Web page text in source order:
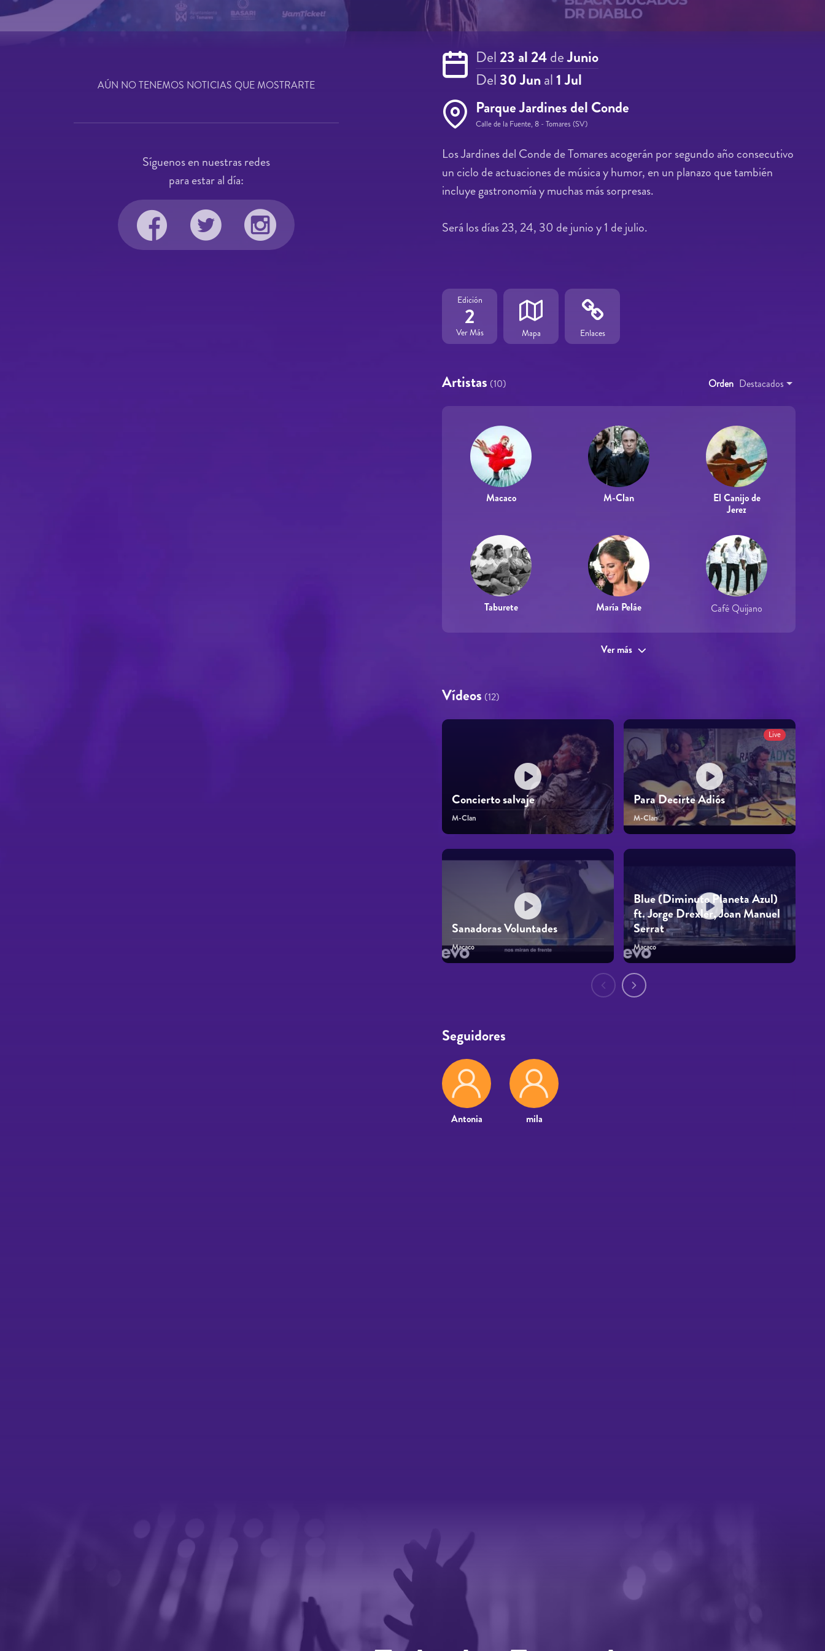
Del23 al 24deJunio
Del 30 Junal1 Jul
Parque Jardines del Conde
Calle de la Fuente, 8 - Tomares (SV)
Los Jardines del Conde de Tomares acogerán por segundo año consecutivo
un ciclo de actuaciones de música y humor, en un planazo que también
incluye gastronomía y muchas más sorpresas.
Será los días 23, 24, 30 de junio y 1 de julio.
Edición
2
Ver Más Mapa Enlaces
Artistas (10) Orden Destacados
Macaco M-Clan
El Canijo de
Jerez
Taburete María Peláe Café Quijano
Ver más
Vídeos (12)
Concierto salvaje
M-Clan
Live
Para Decirte Adiós
M-Clan
Sanadoras Voluntades
Macaco
Blue (Diminuto Planeta Azul)
ft. Jorge Drexler, Joan Manuel
Serrat
Macaco
Seguidores
Antonia mila
AÚN NO TENEMOS NOTICIAS QUE MOSTRARTE
Síguenos en nuestras redes
para estar al día: